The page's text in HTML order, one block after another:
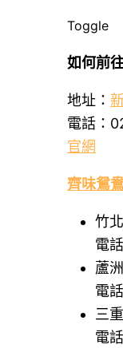
Toggle
如何前
地址：
電話：
官網
齊味鴛
竹
電
蘆
電
三
電